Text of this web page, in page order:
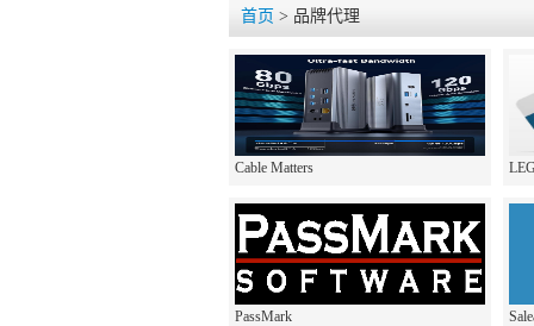
首页 > 品牌代理
Cable Matters
PassMark